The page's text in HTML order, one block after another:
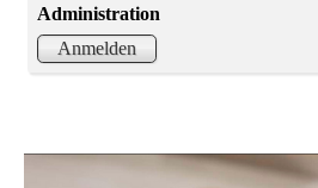
Administration
Anmelden